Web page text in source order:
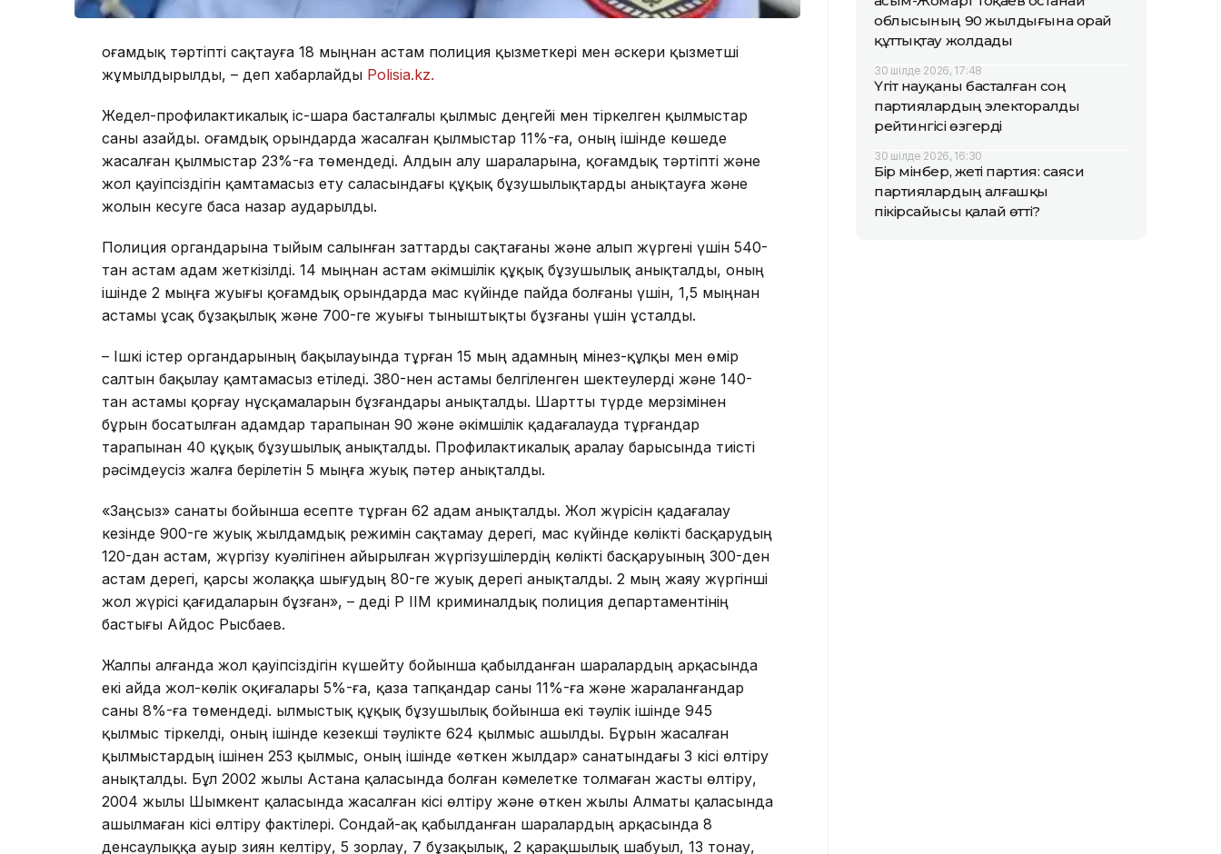
Қоғамдық тәртіпті сақтауға 18 мыңнан астам полиция қызметкері мен әскери қызметші
жұмылдырылды, – деп хабарлайды Polisia.kz.
Жедел-профилактикалық іс-шара басталғалы қылмыс деңгейі мен тіркелген қылмыстар
саны азайды. Қоғамдық орындарда жасалған қылмыстар 11%-ға, оның ішінде көшеде
жасалған қылмыстар 23%-ға төмендеді. Алдын алу шараларына, қоғамдық тәртіпті және
жол қауіпсіздігін қамтамасыз ету саласындағы құқық бұзушылықтарды анықтауға және
жолын кесуге баса назар аударылды.
Полиция органдарына тыйым салынған заттарды сақтағаны және алып жүргені үшін 540-
тан астам адам жеткізілді. 14 мыңнан астам әкімшілік құқық бұзушылық анықталды, оның
ішінде 2 мыңға жуығы қоғамдық орындарда мас күйінде пайда болғаны үшін, 1,5 мыңнан
астамы ұсақ бұзақылық және 700-ге жуығы тыныштықты бұзғаны үшін ұсталды.
– Ішкі істер органдарының бақылауында тұрған 15 мың адамның мінез-құлқы мен өмір
салтын бақылау қамтамасыз етіледі. 380-нен астамы белгіленген шектеулерді және 140-
тан астамы қорғау нұсқамаларын бұзғандары анықталды. Шартты түрде мерзімінен
бұрын босатылған адамдар тарапынан 90 және әкімшілік қадағалауда тұрғандар
тарапынан 40 құқық бұзушылық анықталды. Профилактикалық аралау барысында тиісті
рәсімдеусіз жалға берілетін 5 мыңға жуық пәтер анықталды.
«Заңсыз» санаты бойынша есепте тұрған 62 адам анықталды. Жол жүрісін қадағалау
кезінде 900-ге жуық жылдамдық режимін сақтамау дерегі, мас күйінде көлікті басқарудың
120-дан астам, жүргізу куәлігінен айырылған жүргізушілердің көлікті басқаруының 300-ден
астам дерегі, қарсы жолаққа шығудың 80-ге жуық дерегі анықталды. 2 мың жаяу жүргінші
жол жүрісі қағидаларын бұзған», – деді ҚР ІІМ криминалдық полиция департаментінің
бастығы Айдос Рысбаев.
Жалпы алғанда жол қауіпсіздігін күшейту бойынша қабылданған шаралардың арқасында
екі айда жол-көлік оқиғалары 5%-ға, қаза тапқандар саны 11%-ға және жараланғандар
саны 8%-ға төмендеді. Қылмыстық құқық бұзушылық бойынша екі тәулік ішінде 945
қылмыс тіркелді, оның ішінде кезекші тәулікте 624 қылмыс ашылды. Бұрын жасалған
қылмыстардың ішінен 253 қылмыс, оның ішінде «өткен жылдар» санатындағы 3 кісі өлтіру
анықталды. Бұл 2002 жылы Астана қаласында болған кәмелетке толмаған жасты өлтіру,
2004 жылы Шымкент қаласында жасалған кісі өлтіру және өткен жылы Алматы қаласында
ашылмаған кісі өлтіру фактілері. Сондай-ақ қабылданған шаралардың арқасында 8
денсаулыққа ауыр зиян келтіру, 5 зорлау, 7 бұзақылық, 2 қарақшылық шабуыл, 13 тонау,
облысының 90 жылдығына орай
құттықтау жолдады
30 шілде 2026, 17:48
Үгіт науқаны басталған соң
партиялардың электоралды
рейтингісі өзгерді
30 шілде 2026, 16:30
Бір мінбер, жеті партия: саяси
партиялардың алғашқы
пікірсайысы қалай өтті?